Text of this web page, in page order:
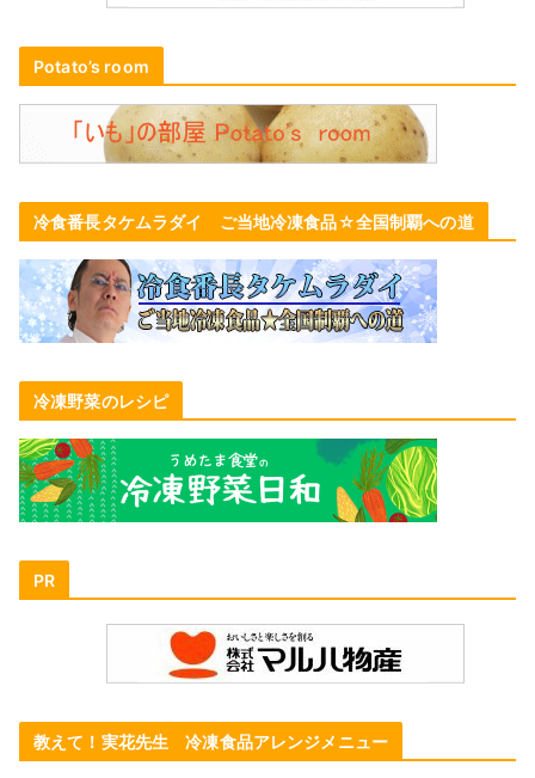
Potato’s room
冷食番長タケムラダイ ご当地冷凍食品☆全国制覇への道
冷凍野菜のレシピ
PR
教えて！実花先生 冷凍食品アレンジメニュー